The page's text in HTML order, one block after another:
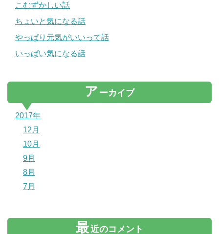
こむずかしい話
ちょいと気になる話
やっぱり元気がいいって話
いっぱい気になる話
ア ーカイブ
2017年
12月
10月
9月
8月
7月
最近のコメント